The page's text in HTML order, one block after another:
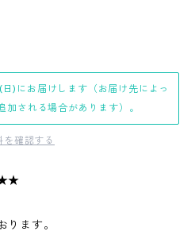
)にお届けします（お届け先によっ
加される場合があります）。
を確認する
ます。